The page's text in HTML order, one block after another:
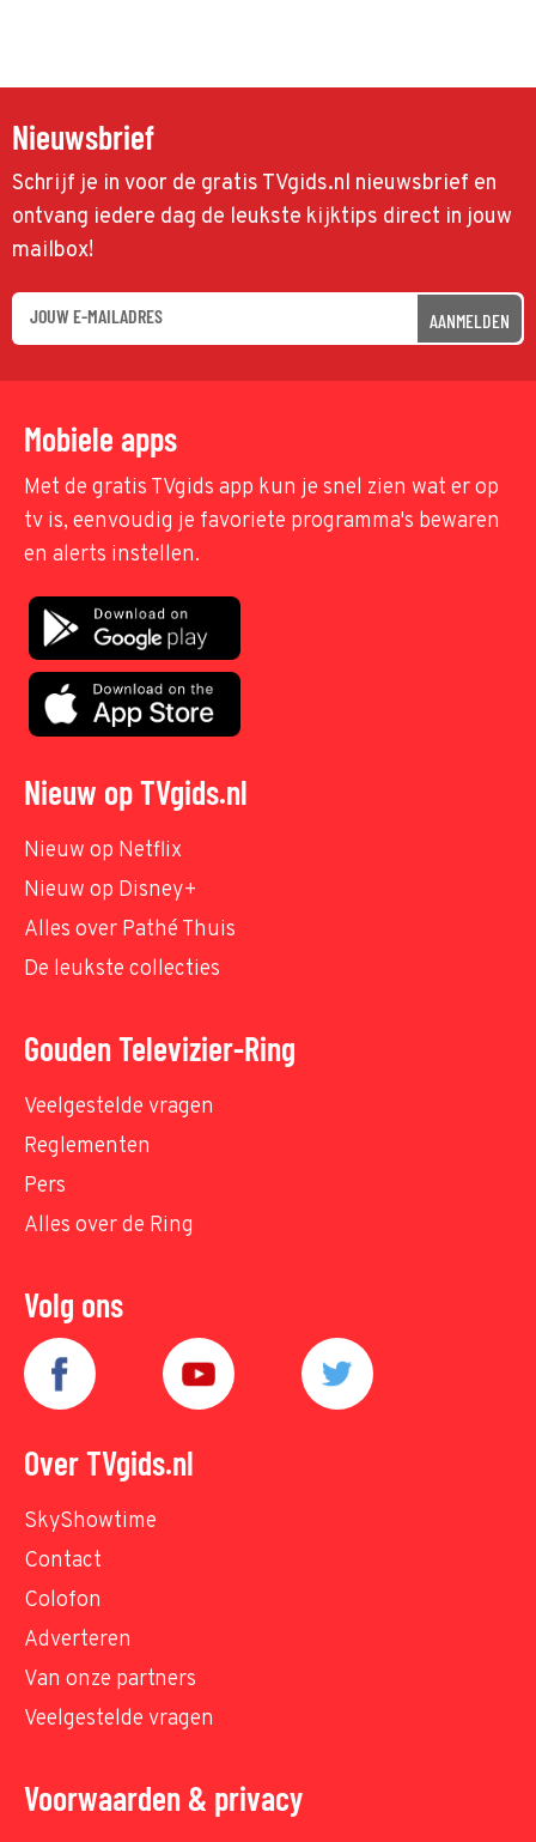
Nieuwsbrief
Schrijf je in voor de gratis TVgids.nl nieuwsbrief en
ontvang iedere dag de leukste kijktips direct in jouw
mailbox!
AANMELDEN
Mobiele apps
Met de gratis TVgids app kun je snel zien wat er op
tv is, eenvoudig je favoriete programma's bewaren
en alerts instellen.
Nieuw op TVgids.nl
Nieuw op Netflix
Nieuw op Disney+
Alles over Pathé Thuis
De leukste collecties
Gouden Televizier-Ring
Veelgestelde vragen
Reglementen
Pers
Alles over de Ring
Volg ons
Over TVgids.nl
SkyShowtime
Contact
Colofon
Adverteren
Van onze partners
Veelgestelde vragen
Voorwaarden & privacy